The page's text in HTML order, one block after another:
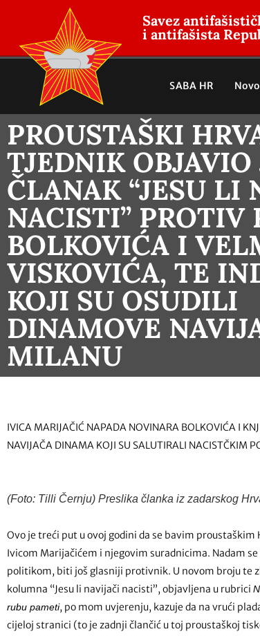
Savez
i antifašista
SABA HR
PROUSTAŠKI
TJEDNIK OBJAVIO
ČLANAK “JESU LI
NACISTI” PROTIV
BOLKOVIĆA I
VISKOVIĆA, TE
KOJI SU OSUDILI
DINAMOVE
MILANU
IVICA MARIJAČIĆ NAPADA NOVINARA BOLKOVIĆA I
NAVIJAČA DINAMA KOJI SU SALUTIRALI NACISTČKIM
(Foto: Tilli Černju) Preslika članka iz zadarskog
Ovo je treći put u ovoj godini da se bavim
Ivicom Marijačićem i njegovim suradnicima. Nadam
politikom, biti još glasniji protivnik. U novom broju te
kolumna “Jesu li navijači nacisti”, objavljena u rubrici
rubu pameti, po mom uvjerenju, kazuje da na vrući
cijeloj stranici (to je zadnji člančić u toj proustaškoj